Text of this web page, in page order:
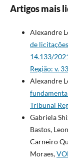
Artigos mais
Alexandre
de
14.133/
Região: v.
Alexandre
Tribunal
Gabriela
Bastos,
Carneiro
Moraes,